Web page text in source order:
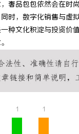
奢品包包依然会在
时，数字化销售与虚
种文化积淀与投资
1 1
门私家侦探：揭秘现